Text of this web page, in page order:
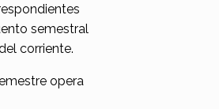
semestral
corriente.
opera